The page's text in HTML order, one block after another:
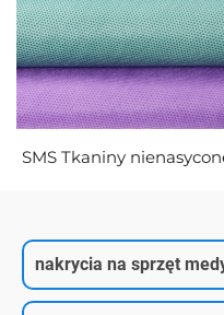
SMS Tkaniny
nakrycia na sprzęt